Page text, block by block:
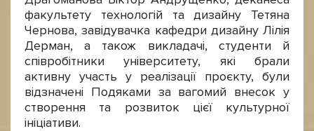
факультету технологій та дизайну Тетяна
Чернова, завідувачка кафедри дизайну Лілія
Дерман, а також викладачі, студенти й
співробітники університету, які брали
активну участь у реалізації проєкту, були
відзначені Подяками за вагомий внесок у
створення та розвиток цієї культурної
ініціативи.